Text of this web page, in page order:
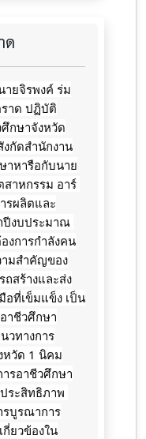
ด
ยจิรพงค์ ร่ม
ราด ปฏิบัติ
กษาจังหวัด
กัดสำนักงาน
าหารือกับนาย
าหกรรม อาร์
รผลิตและ
ปีงบประมาณ
งการกำลังคน
ามสำคัญของ
สร้างและส่ง
อที่เข็มแข็ง เป็น
าชีวศึกษา
วทางการ
หวัด 1 นิคม
รอาชีวศึกษา
ระสิทธิภาพ
รบูรณาการ
ยวข้องใน